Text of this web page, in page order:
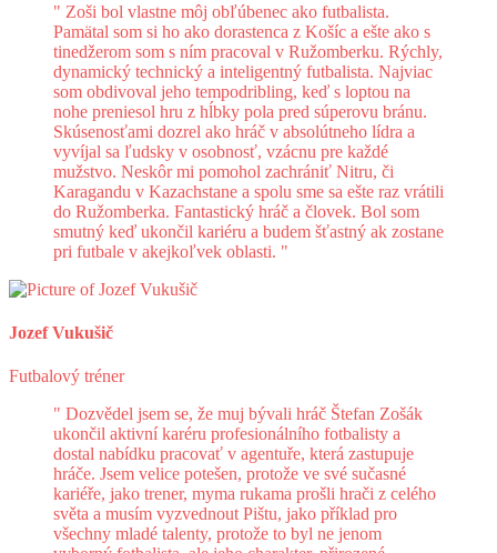
" Zoši bol vlastne môj obľúbenec ako futbalista.
Pamätal som si ho ako dorastenca z Košíc a ešte ako s
tinedžerom som s ním pracoval v Ružomberku. Rýchly,
dynamický technický a inteligentný futbalista. Najviac
som obdivoval jeho tempodribling, keď s loptou na
nohe preniesol hru z hĺbky pola pred súperovu bránu.
Skúsenosťami dozrel ako hráč v absolútneho lídra a
vyvíjal sa ľudsky v osobnosť, vzácnu pre každé
mužstvo. Neskôr mi pomohol zachrániť Nitru, či
Karagandu v Kazachstane a spolu sme sa ešte raz vrátili
do Ružomberka. Fantastický hráč a človek. Bol som
smutný keď ukončil kariéru a budem šťastný ak zostane
pri futbale v akejkoľvek oblasti. "
Jozef Vukušič
Futbalový tréner
" Dozvědel jsem se, že muj bývali hráč Štefan Zošák
ukončil aktivní karéru profesionálního fotbalisty a
dostal nabídku pracovať v agentuře, která zastupuje
hráče. Jsem velice potešen, protože ve své sučasné
kariéře, jako trener, myma rukama prošli hrači z celého
světa a musím vyzvednout Pištu, jako příklad pro
všechny mladé talenty, protože to byl ne jenom